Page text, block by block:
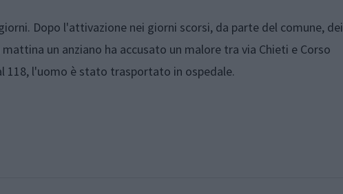
Dopo l'attivazione nei giorni scorsi, da parte del comune, dei
un anziano ha accusato un malore tra via Chieti e Corso
118, l'uomo è stato trasportato in ospedale.